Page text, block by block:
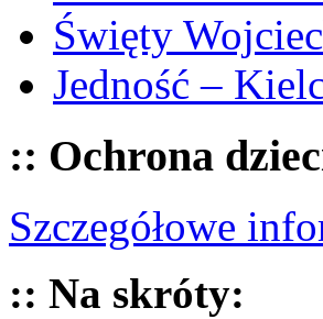
Święty
Jedność –
:: Ochrona
Szczegółowe
:: Na skróty: